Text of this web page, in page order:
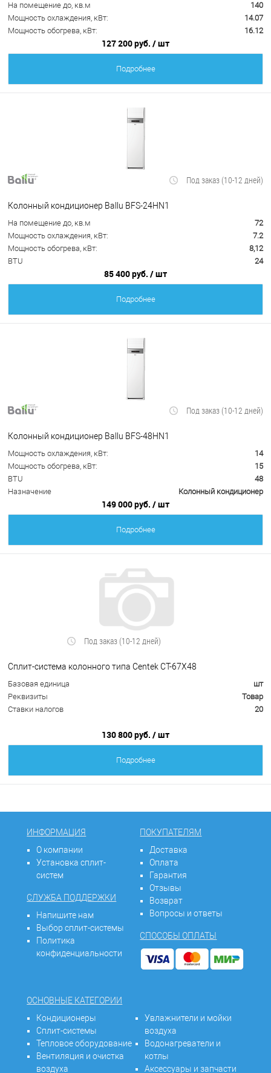
На помещение до, кв.м
140
Мощность охлаждения, кВт:
14.07
Мощность обогрева, кВт:
16.12
127 200 руб. / шт
Подробнее
Под заказ (10-12 дней)
Колонный кондиционер Ballu BFS-24HN1
На помещение до, кв.м
72
Мощность охлаждения, кВт:
7.2
Мощность обогрева, кВт:
8,12
BTU
24
85 400 руб. / шт
Подробнее
Под заказ (10-12 дней)
Колонный кондиционер Ballu BFS-48HN1
Мощность охлаждения, кВт:
14
Мощность обогрева, кВт:
15
BTU
48
Назначение
Колонный кондиционер
149 000 руб. / шт
Подробнее
Под заказ (10-12 дней)
Сплит-система колонного типа Centek CT-67X48
Базовая единица
шт
Реквизиты
Товар
Ставки налогов
20
130 800 руб. / шт
Подробнее
ИНФОРМАЦИЯ
О компании
Установка сплит-
систем
СЛУЖБА ПОДДЕРЖКИ
Напишите нам
Выбор сплит-системы
Политика
конфиденциальности
ПОКУПАТЕЛЯМ
Доставка
Оплата
Гарантия
Отзывы
Возврат
Вопросы и ответы
СПОСОБЫ ОПЛАТЫ
ОСНОВНЫЕ КАТЕГОРИИ
Кондиционеры
Сплит-системы
Тепловое оборудование
Вентиляция и очистка
воздуха
Увлажнители и мойки
воздуха
Водонагреватели и
котлы
Аксессуары и запчасти